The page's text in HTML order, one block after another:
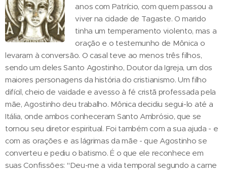
anos com Patrício, com quem passou a
viver na cidade de Tagaste. O marido
tinha um temperamento violento, mas a
oração e o testemunho de Mônica o
levaram à conversão. O casal teve ao menos três filhos,
sendo um deles Santo Agostinho, Doutor da Igreja, um dos
maiores personagens da história do cristianismo. Um filho
difícil, cheio de vaidade e avesso à fé cristã professada pela
mãe, Agostinho deu trabalho. Mônica decidiu segui-lo até a
Itália, onde ambos conheceram Santo Ambrósio, que se
tornou seu diretor espiritual. Foi também com a sua ajuda - e
com as orações e as lágrimas da mãe - que Agostinho se
converteu e pediu o batismo. É o que ele reconhece em
suas Confissões: "Deu-me a vida temporal segundo a carne